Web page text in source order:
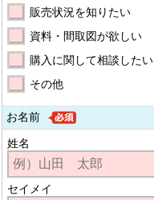
販売状況を知りたい
資料・間取図が欲しい
購入に関して相談したい
その他
お名前
姓名
セイメイ